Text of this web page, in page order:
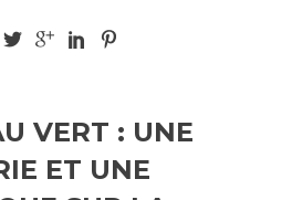
VERT : UNE
ET UNE